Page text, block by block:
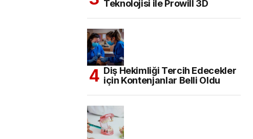
Teknolojisi ile Prowill 3D
Diş Hekimliği Tercih Edecekler
için Kontenjanlar Belli Oldu